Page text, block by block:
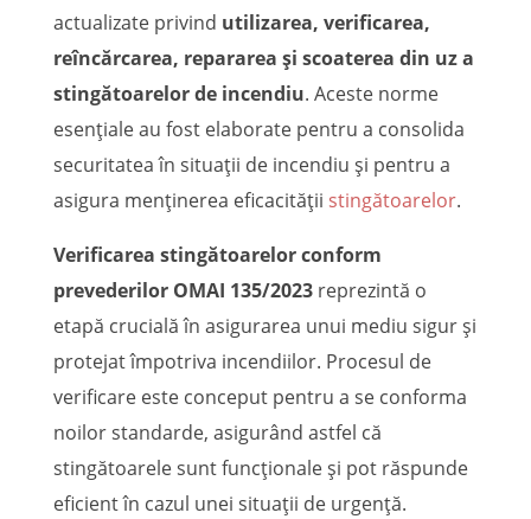
actualizate privind utilizarea, verificarea,
reîncărcarea, repararea și scoaterea din uz a
stingătoarelor de incendiu. Aceste norme
esențiale au fost elaborate pentru a consolida
securitatea în situații de incendiu și pentru a
asigura menținerea eficacității stingătoarelor.
Verificarea stingătoarelor conform
prevederilor OMAI 135/2023reprezintă o
etapă crucială în asigurarea unui mediu sigur și
protejat împotriva incendiilor. Procesul de
verificare este conceput pentru a se conforma
noilor standarde, asigurând astfel că
stingătoarele sunt funcționale și pot răspunde
eficient în cazul unei situații de urgență.